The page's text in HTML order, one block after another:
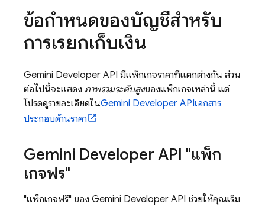
ข้อกำหนดของบัญชีสำหรับ
การเรียกเก็บเงิน
Gemini Developer API มีแพ็กเกจราคาที่แตกต่างกัน ส่วน
ต่อไปนี้จะแสดง ภาพรวมระดับสูงของแพ็กเกจเหล่านี้ แต่
โปรดดูรายละเอียดในGemini Developer APIเอกสาร
ประกอบด้านราคา
Gemini Developer API "แพ็ก
เกจฟรี"
"แพ็กเกจฟรี" ของ Gemini Developer API ช่วยให้คุณเริ่ม